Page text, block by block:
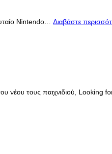
Nintendo… Διαβάστε
νέου τους παιχνιδιού, Looking